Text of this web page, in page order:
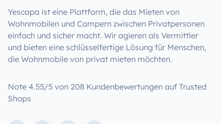
Yescapa ist eine Plattform, die das Mieten von
Wohnmobilen und Campern zwischen Privatpersonen
einfach und sicher macht. Wir agieren als Vermittler
und bieten eine schlüsselfertige Lösung für Menschen,
die Wohnmobile von privat mieten möchten.
Note 4.55/5 von 208 Kundenbewertungen auf Trusted
Shops